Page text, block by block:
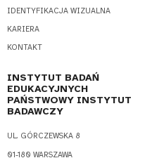
IDENTYFIKACJA WIZUALNA
KARIERA
KONTAKT
INSTYTUT BADAŃ
EDUKACYJNYCH
PAŃSTWOWY INSTYTUT
BADAWCZY
UL. GÓRCZEWSKA 8
01-180 WARSZAWA